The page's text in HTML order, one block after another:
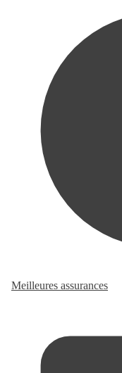
Meilleures assurances